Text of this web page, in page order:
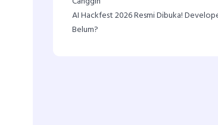
AI Hackfest 2026 Resmi Dibuka!
Belum?